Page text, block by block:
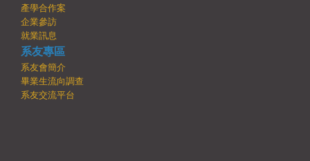
產學合作案
企業參訪
就業訊息
系友專區
系友會簡介
畢業生流向調查
系友交流平台